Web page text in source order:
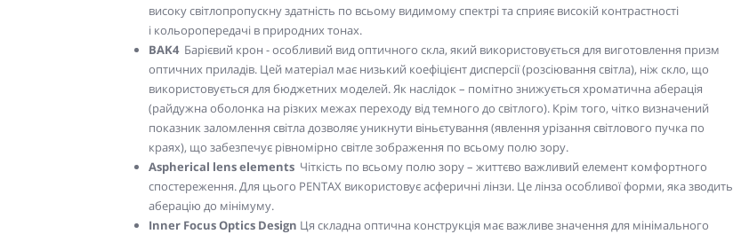
високу світлопропускну здатність по всьому видимому спектрі та сприяє високій контрастності
і кольоропередачі в природних тонах.
BAK4 Барієвий крон - особливий вид оптичного скла, який використовується для виготовлення призм
оптичних приладів. Цей матеріал має низький коефіцієнт дисперсії (розсіювання світла), ніж скло, що
використовується для бюджетних моделей. Як наслідок – помітно знижується хроматична аберація
(райдужна оболонка на різких межах переходу від темного до світлого). Крім того, чітко визначений
показник заломлення світла дозволяє уникнути віньєтування (явлення урізання світлового пучка по
краях), що забезпечує рівномірно світле зображення по всьому полю зору.
Aspherical lens elements Чіткість по всьому полю зору – життєво важливий елемент комфортного
спостереження. Для цього PENTAX використовує асферичні лінзи. Це лінза особливої форми, яка зводить
аберацію до мінімуму.
Inner Focus Optics Design Ця складна оптична конструкція має важливе значення для мінімального